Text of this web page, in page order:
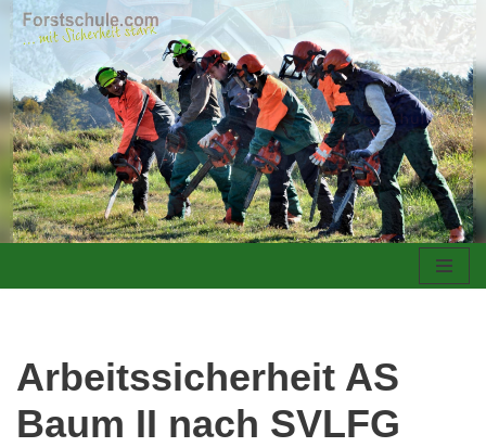
Arbeitssicherheit AS
Baum II nach SVLFG